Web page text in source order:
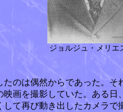
ジョルジュ・メリエ
のは偶然からであった。そ
画を撮影していた。ある
て再び動き出したカメラ